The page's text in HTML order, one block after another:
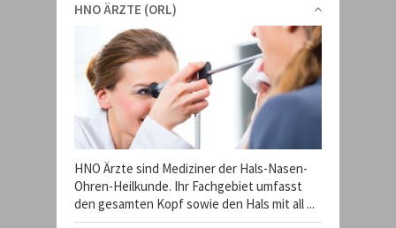
HNO ÄRZTE (ORL)
HNO Ärzte sind Mediziner der Hals-Nasen-
Ohren-Heilkunde. Ihr Fachgebiet umfasst
den gesamten Kopf sowie den Hals mit all ...